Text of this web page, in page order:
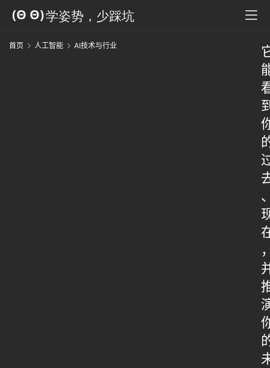
首页 人工智能 AI技术与行业